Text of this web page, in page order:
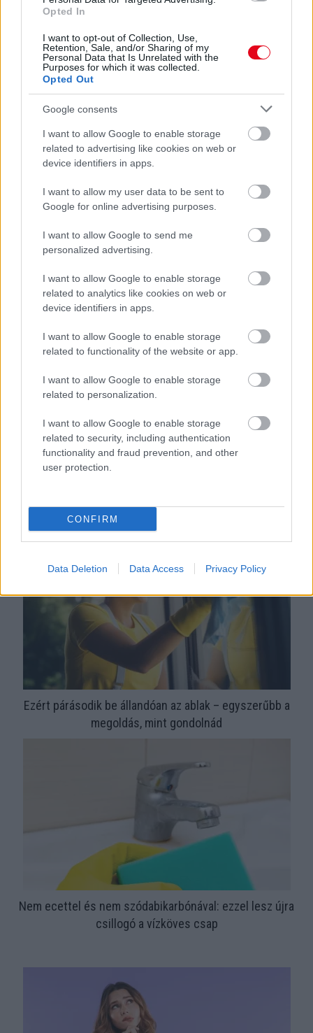
Opted In
I want to opt-out of Collection, Use,
Retention, Sale, and/or Sharing of my
Personal Data that Is Unrelated with the
Purposes for which it was collected.
Opted Out
Google consents
I want to allow Google to enable storage
related to advertising like cookies on web or
device identifiers in apps.
I want to allow my user data to be sent to
Google for online advertising purposes.
I want to allow Google to send me
personalized advertising.
I want to allow Google to enable storage
related to analytics like cookies on web or
device identifiers in apps.
I want to allow Google to enable storage
related to functionality of the website or app.
I want to allow Google to enable storage
related to personalization.
I want to allow Google to enable storage
related to security, including authentication
functionality and fraud prevention, and other
user protection.
CONFIRM
Data Deletion Data Access Privacy Policy
Egyre több embernél jelentkezik ez a hiányállapot – az
első jelek szinte észrevehetetlenek
Ha ezt érzed evés után, a szervezeted fontos dologra
próbál figyelmeztetni
Orvos figyelmeztet: ezt az apró reggeli tünetet ne söpörd a
Ezért párásodik be állandóan az ablak – egyszerűbb a
megoldás, mint gondolnád
Nem ecettel és nem szódabikarbónával: ezzel lesz újra
csillogó a vízköves csap